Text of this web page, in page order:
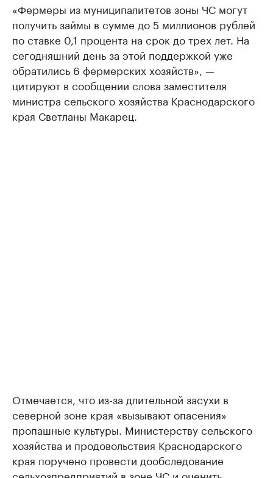
«Фермеры из муниципалитетов зоны ЧС могут
получить займы в сумме до 5 миллионов рублей
по ставке 0,1 процента на срок до трех лет. На
сегодняшний день за этой поддержкой уже
обратились 6 фермерских хозяйств», —
цитируют в сообщении слова заместителя
министра сельского хозяйства Краснодарского
края Светланы Макарец.
Отмечается, что из-за длительной засухи в
северной зоне края «вызывают опасения»
пропашные культуры. Министерству сельского
хозяйства и продовольствия Краснодарского
края поручено провести дообследование